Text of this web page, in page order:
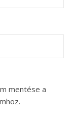
mentése a